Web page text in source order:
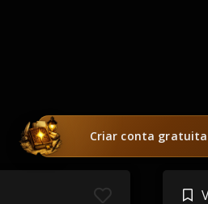
Criar conta gratuita